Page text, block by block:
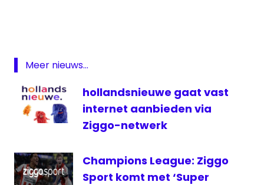
rtl
televisie
Meer nieuws...
hollandsnieuwe gaat vast
internet aanbieden via
Ziggo-netwerk
Champions League: Ziggo
Sport komt met ‘Super